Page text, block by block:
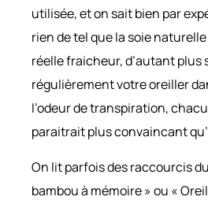
utilisée, et on sait bien par
rien de tel que la soie
réelle fraicheur, d’autant plus
régulièrement votre oreiller
l’odeur de transpiration,
paraitrait plus convaincant
On lit parfois des raccourcis
bambou à mémoire » ou «